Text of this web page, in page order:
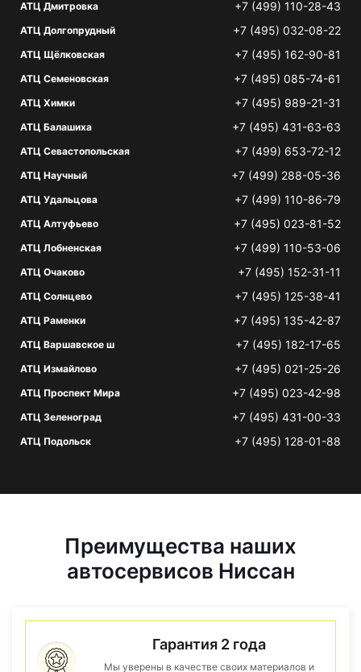
АТЦ Дмитровка +7 (499) 110-28-43
АТЦ Долгопрудный +7 (495) 032-08-22
АТЦ Щёлковская +7 (495) 162-90-81
АТЦ Семеновская +7 (495) 085-74-61
АТЦ Химки +7 (495) 989-21-31
АТЦ Балашиха +7 (495) 431-63-63
АТЦ Севастопольская +7 (499) 653-72-12
АТЦ Научный +7 (499) 288-05-36
АТЦ Удальцова +7 (499) 110-86-79
АТЦ Алтуфьево +7 (495) 023-81-52
АТЦ Лобненская +7 (499) 110-53-06
АТЦ Очаково +7 (495) 152-31-11
АТЦ Солнцево +7 (495) 125-38-41
АТЦ Раменки +7 (495) 135-42-87
АТЦ Варшавское ш +7 (495) 182-17-65
АТЦ Измайлово +7 (495) 021-25-26
АТЦ Проспект Мира +7 (495) 023-42-98
АТЦ Зеленоград +7 (495) 431-00-33
АТЦ Подольск +7 (495) 128-01-88
Преимущества наших
автосервисов Ниссан
Гарантия 2 года
Мы уверены в качестве своих материалов и